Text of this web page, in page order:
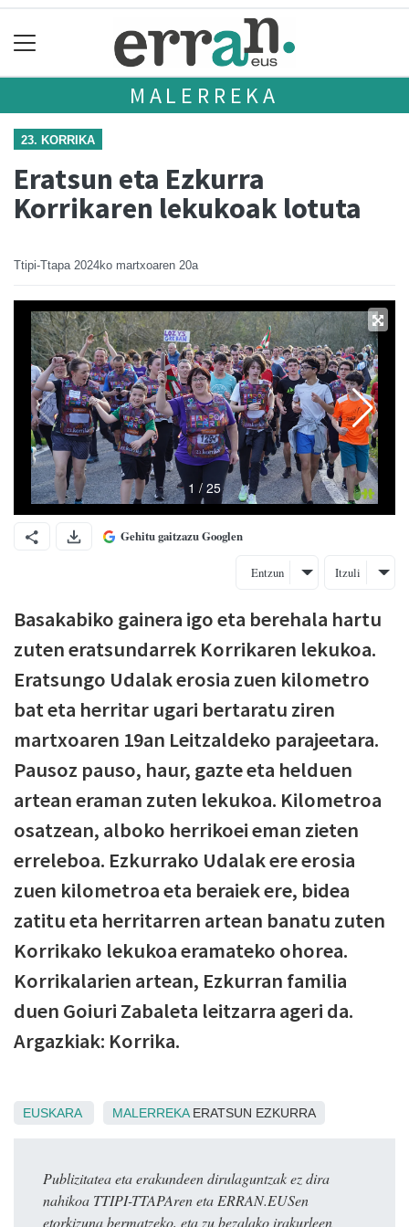
MALERREKA
23. KORRIKA
Eratsun eta Ezkurra
Korrikaren lekukoak lotuta
Ttipi-Ttapa 2024ko martxoaren 20a
Gehitu gaitzazu Googlen
Entzun Itzuli
Basakabiko gainera igo eta berehala hartu
zuten eratsundarrek Korrikaren lekukoa.
Eratsungo Udalak erosia zuen kilometro
bat eta herritar ugari bertaratu ziren
martxoaren 19an Leitzaldeko parajeetara.
Pausoz pauso, haur, gazte eta helduen
artean eraman zuten lekukoa. Kilometroa
osatzean, alboko herrikoei eman zieten
erreleboa. Ezkurrako Udalak ere erosia
zuen kilometroa eta beraiek ere, bidea
zatitu eta herritarren artean banatu zuten
Korrikako lekukoa eramateko ohorea.
Korrikalarien artean, Ezkurran familia
duen Goiuri Zabaleta leitzarra ageri da.
Argazkiak: Korrika.
EUSKARA MALERREKAERATSUN EZKURRA
Publizitatea eta erakundeen dirulaguntzak ez dira
nahikoa TTIPI-TTAPAren eta ERRAN.EUSen
etorkizuna bermatzeko, eta zu bezalako irakurleen